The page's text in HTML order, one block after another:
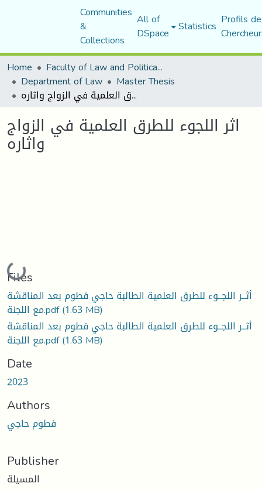
Communities
&
Collections
All of
DSpace Statistics Profils
Home
Faculty of Law and Political Science
Department of Law Master Thesis
اثر اللجوء للطرق العلمية في الزواج واثاره
اثر اللجوء للطرق العلمية في الزواج
واثاره
Loading...
Files
أثــر اللجــوء للطرق العلمية الطالبة حاجي فطوم بعد المناقشة
مع اللجنة.pdf(1.63 MB)
أثــر اللجــوء للطرق العلمية الطالبة حاجي فطوم بعد المناقشة
مع اللجنة.pdf(1.63 MB)
Date
2023
Authors
فطوم حاجي
Publisher
المسيلة